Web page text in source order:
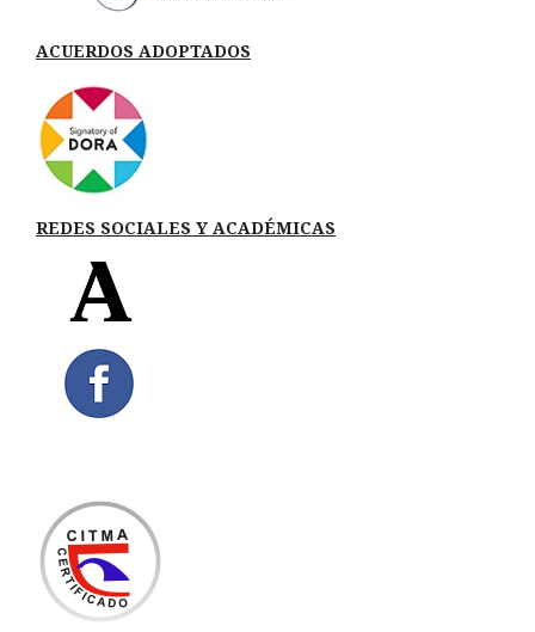
ACUERDOS ADOPTADOS
REDES SOCIALES Y ACADÉMICAS